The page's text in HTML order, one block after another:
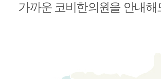
가까운 코비한의원을 안내해